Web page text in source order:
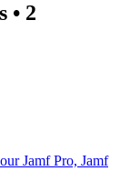
• 2
Jamf Pro, Jamf